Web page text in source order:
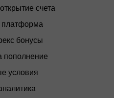
счета
платформа
бонусы
пополнение
условия